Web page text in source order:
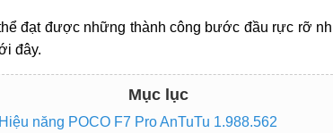
đạt được những thành công bước đầu rực rỡ
đây.
Mục lục
Hiệu năng POCO F7 Pro AnTuTu 1.988.562